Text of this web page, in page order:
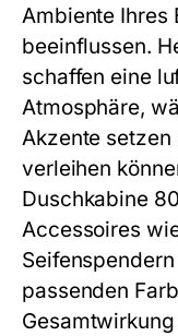
Ambiente Ihres
beeinflussen.
schaffen eine
Atmosphäre,
Akzente setzen
verleihen
Duschkabine
Accessoires
passenden